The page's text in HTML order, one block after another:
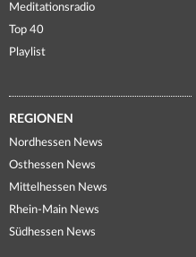
Meditationsradio
Top 40
Playlist
REGIONEN
Nordhessen News
Osthessen News
Mittelhessen News
Rhein-Main News
Südhessen News